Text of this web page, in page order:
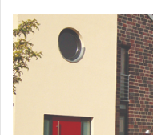
Afacerile
MCA
Grup,
in
usoara
scadere